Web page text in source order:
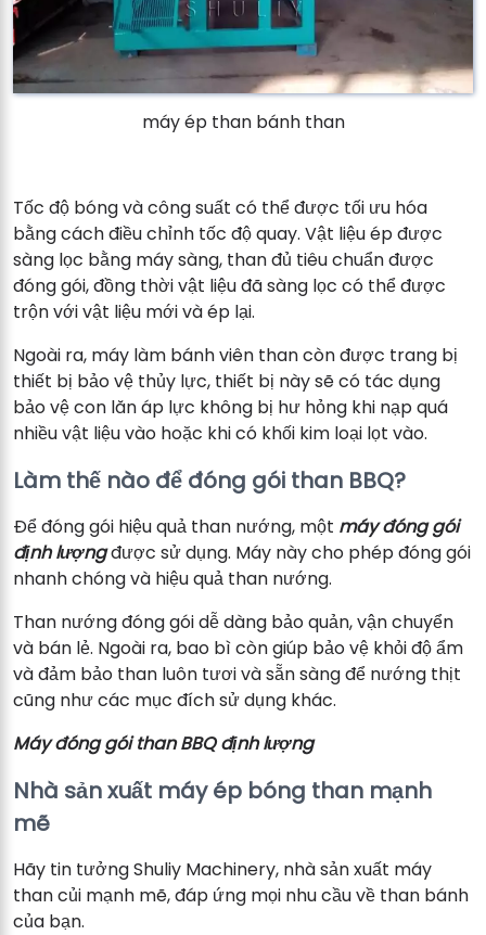
máy ép than bánh than
Tốc độ bóng và công suất có thể được tối ưu hóa
bằng cách điều chỉnh tốc độ quay. Vật liệu ép được
sàng lọc bằng máy sàng, than đủ tiêu chuẩn được
đóng gói, đồng thời vật liệu đã sàng lọc có thể được
trộn với vật liệu mới và ép lại.
Ngoài ra, máy làm bánh viên than còn được trang bị
thiết bị bảo vệ thủy lực, thiết bị này sẽ có tác dụng
bảo vệ con lăn áp lực không bị hư hỏng khi nạp quá
nhiều vật liệu vào hoặc khi có khối kim loại lọt vào.
Làm thế nào để đóng gói than BBQ?
Để đóng gói hiệu quả than nướng, một máy đóng gói
định lượngđược sử dụng. Máy này cho phép đóng gói
nhanh chóng và hiệu quả than nướng.
Than nướng đóng gói dễ dàng bảo quản, vận chuyển
và bán lẻ. Ngoài ra, bao bì còn giúp bảo vệ khỏi độ ẩm
và đảm bảo than luôn tươi và sẵn sàng để nướng thịt
cũng như các mục đích sử dụng khác.
Máy đóng gói than BBQ định lượng
Nhà sản xuất máy ép bóng than mạnh
mẽ
Hãy tin tưởng Shuliy Machinery, nhà sản xuất máy
than củi mạnh mẽ, đáp ứng mọi nhu cầu về than bánh
của bạn.